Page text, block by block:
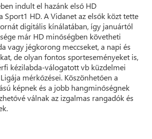
indult el hazánk első HD
Sport1 HD. A Vidanet az elsők közt tette
digitális kínálatában, így januártól
már HD minőségben követheti
vagy jégkorong meccseket, a napi és
de olyan fontos sporteseményeket is,
kézilabda-válogatott vb küzdelmei
mérkőzései. Köszönhetően a
képnek és a jobb hangminőségnek
válnak az izgalmas rangadók és